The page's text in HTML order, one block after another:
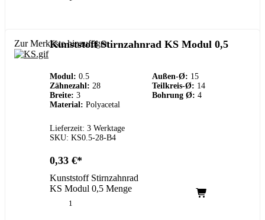
Zur Merkliste hinzufügen
Kunststoff Stirnzahnrad KS Modul 0,5
Modul: 0.5 Außen-Ø: 15
Zähnezahl: 28 Teilkreis-Ø: 14
Breite: 3 Bohrung Ø: 4
Material: Polyacetal
Lieferzeit: 3 Werktage
SKU: KS0.5-28-B4
0,33 €
Kunststoff Stirnzahnrad
KS Modul 0,5 Menge